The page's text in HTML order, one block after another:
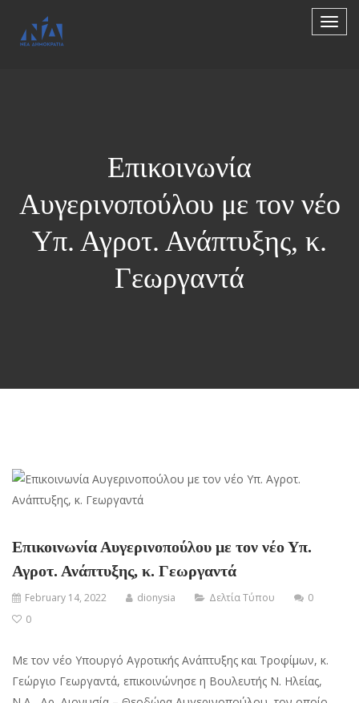
Επικοινωνία
Αυγερινοπούλου με τον νέο
Υπ. Αγροτ. Ανάπτυξης, κ.
Γεωργαντά
Επικοινωνία Αυγερινοπούλου με τον νέο Υπ.
Αγροτ. Ανάπτυξης, κ. Γεωργαντά
February 14, 2022 dionysia Δελτία Τύπου
0
0
Με τον νέο Υπουργό Αγροτικής Ανάπτυξης και Τροφίμων, κ.
Γεώργιο Γεωργαντά, επικοινώνησε η Βουλευτής Ν. Ηλείας,